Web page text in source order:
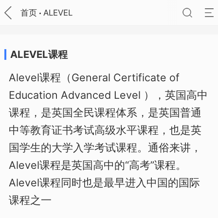
首页 ALEVEL
ALEVEL课程
Alevel课程（General Certificate of
Education Advanced Level ），英国高中
课程，是英国全民课程体系，是英国普通
中等教育证书考试高级水平课程，也是英
国学生的大学入学考试课程。通俗来讲，
Alevel课程是英国高中的“高考”课程。
Alevel课程同时也是最早进入中国的国际
课程之一